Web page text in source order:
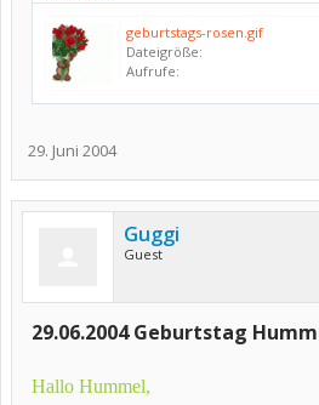
geburtstags-rosen.gif
Dateigröße:
Aufrufe:
29. Juni 2004
Guggi
Guest
29.06.2004 Geburtstag
Hallo Hummel,